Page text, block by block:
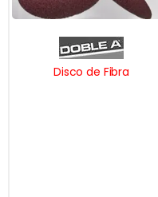
Disco de Fibra